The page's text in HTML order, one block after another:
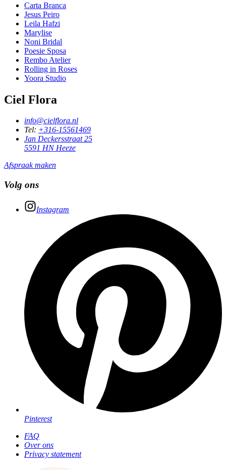
Carta Branca
Jesus Peiro
Leila Hafzi
Marylise
Noni Bridal
Poesie Sposa
Rembo Atelier
Rolling in Roses
Yoora Studio
Ciel Flora
info@cielflora.nl
Tel: +316-15561469
Jan Deckersstraat 25
5591 HN Heeze
Afspraak maken
Volg ons
Instagram
Pinterest
FAQ
Over ons
Privacy statement